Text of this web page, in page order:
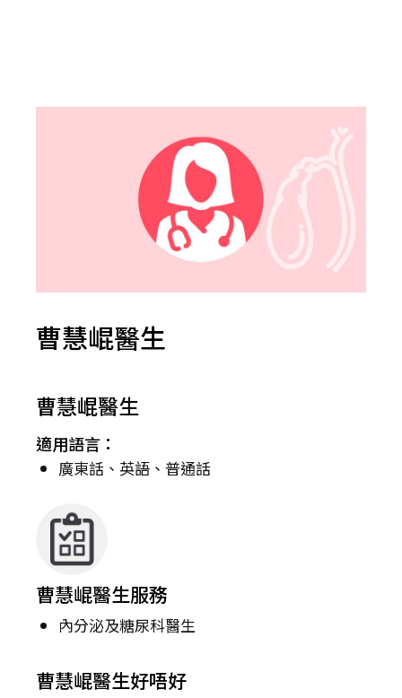
曹慧崐醫生
曹慧崐醫生
適用語言：
廣東話、英語、普通話
曹慧崐醫生服務
內分泌及糖尿科醫生
曹慧崐醫生好唔好